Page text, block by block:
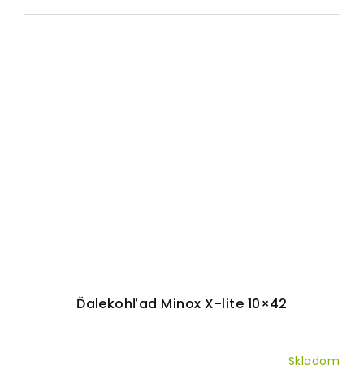
Ďalekohľad Minox X-lite 10×42
Skladom